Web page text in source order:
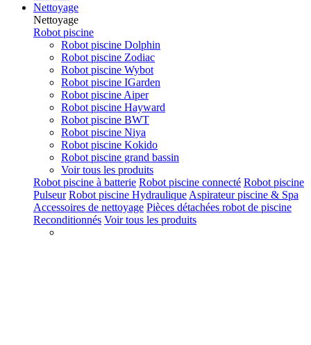
Nettoyage
Nettoyage
Robot piscine
Robot piscine Dolphin
Robot piscine Zodiac
Robot piscine Wybot
Robot piscine IGarden
Robot piscine Aiper
Robot piscine Hayward
Robot piscine BWT
Robot piscine Niya
Robot piscine Kokido
Robot piscine grand bassin
Voir tous les produits
Robot piscine à batterie Robot piscine connecté Robot piscine
Pulseur Robot piscine Hydraulique Aspirateur piscine & Spa
Accessoires de nettoyage Pièces détachées robot de piscine
Reconditionnés Voir tous les produits